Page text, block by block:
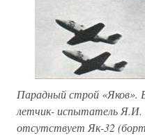
Парадный строй «Яков».
летчик- испытатель Я.И.
отсутствует Як-32 (борт